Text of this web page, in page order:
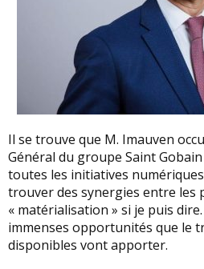
Il se trouve que M. Imauven
Général du groupe Saint
toutes les initiatives
trouver des synergies entre les
« matérialisation » si je puis
immenses opportunités que le
disponibles vont apporter.